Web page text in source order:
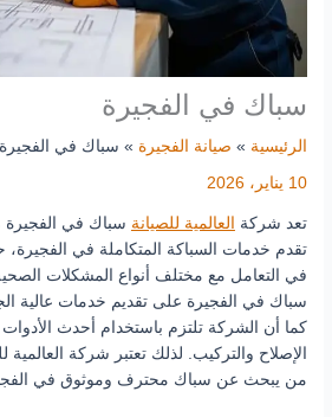
سباك في الفجيرة
الرئيسية صيانة الفجيرة سباك في الفجيرة
10 يناير، 2026
تعد شركة العالمية للصيانة سباك في الفجيرة
تقدم خدمات السباكة المتكاملة في
في التعامل مع مختلف أنواع المشكلات
سباك في الفجيرة على تقديم خدمات عالية
كما أن الشركة تلتزم باستخدام أحدث الأدوات
الإصلاح والتركيب. لذلك تعتبر شركة العالمية
من يبحث عن سباك محترف وموثوق في